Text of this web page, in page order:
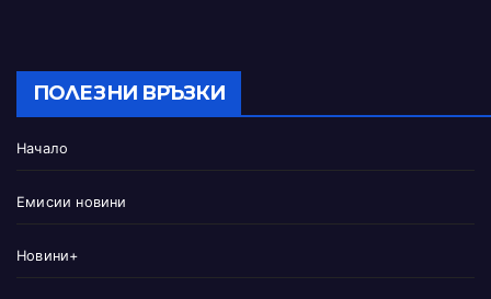
ПОЛЕЗНИ ВРЪЗКИ
Начало
Емисии новини
Новини+